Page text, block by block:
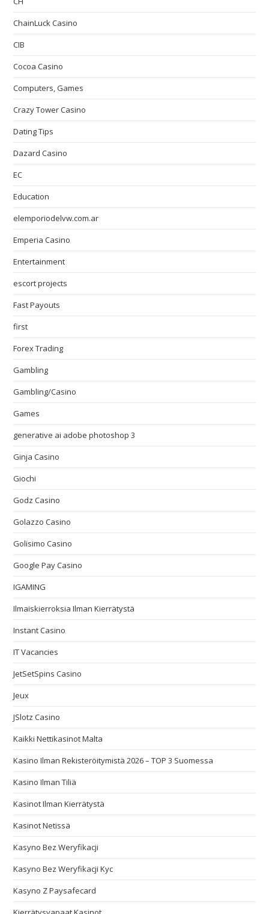
ChainLuck Casino
CIB
Cocoa Casino
Computers, Games
Crazy Tower Сasino
Dating Tips
Dazard Casino
EC
Education
elemporiodelvw.com.ar
Emperia Casino
Entertainment
escort projects
Fast Payouts
first
Forex Trading
Gambling
Gambling/Casino
Games
generative ai adobe photoshop 3
Ginja Casino
Giochi
Godz Casino
Golazzo Casino
Golisimo Casino
Google Pay Casino
IGAMING
Ilmaiskierroksia Ilman Kierrätystä
Instant Casino
IT Vacancies
JetSetSpins Casino
Jeux
JSlotz Casino
Kaikki Nettikasinot Malta
Kasino Ilman Rekisteröitymistä 2026 – TOP 3 Suomessa
Kasino Ilman Tiliä
Kasinot Ilman Kierrätystä
Kasinot Netissä
Kasyno Bez Weryfikacji
Kasyno Bez Weryfikacji Kyc
Kasyno Z Paysafecard